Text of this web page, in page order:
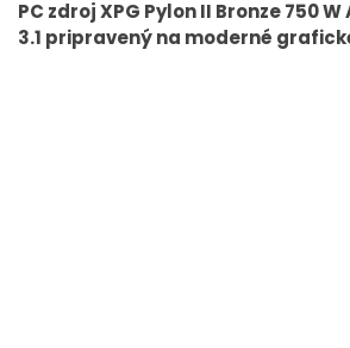
PC zdroj XPG Pylon II Bronze 750 W
3.1 pripravený na moderné